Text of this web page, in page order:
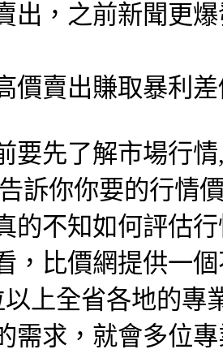
出，之前新聞更
價賣出賺取暴利
要先了解市場行
訴你你要的行情
的不知如何評估
，比價網提供一
以上全省各地的專
需求，就會多位